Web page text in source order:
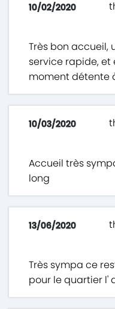
10/02/2020
Très bon accueil,
service rapide, et
moment détente
10/03/2020
Accueil très
long
13/06/2020
Très sympa ce
pour le quartier l'